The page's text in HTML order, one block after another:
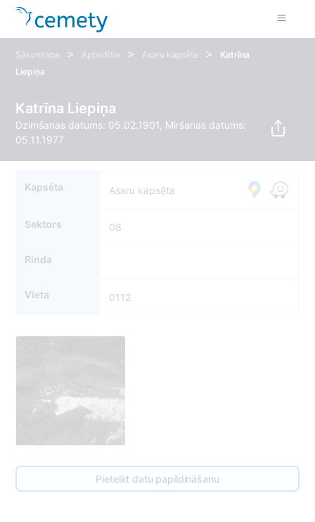
Sākumlapa > Apbedītie > Asaru kapsēta >
Katrīna
Liepiņa
Katrīna Liepiņa
Dzimšanas datums: 05.02.1901, Miršanas datums:
05.11.1977
Kapsēta Asaru kapsēta
Sektors 08
Rinda
Vieta 0112
Pieteikt datu papildināšanu
111